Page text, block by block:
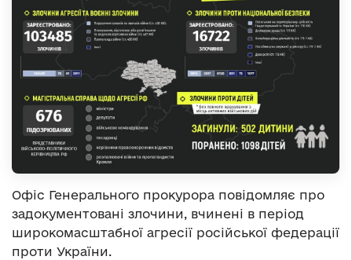
Офіс Генерального прокурора повідомляє про
задокументовані злочини, вчинені в період
широкомасштабної агресії російської федерації
проти України.